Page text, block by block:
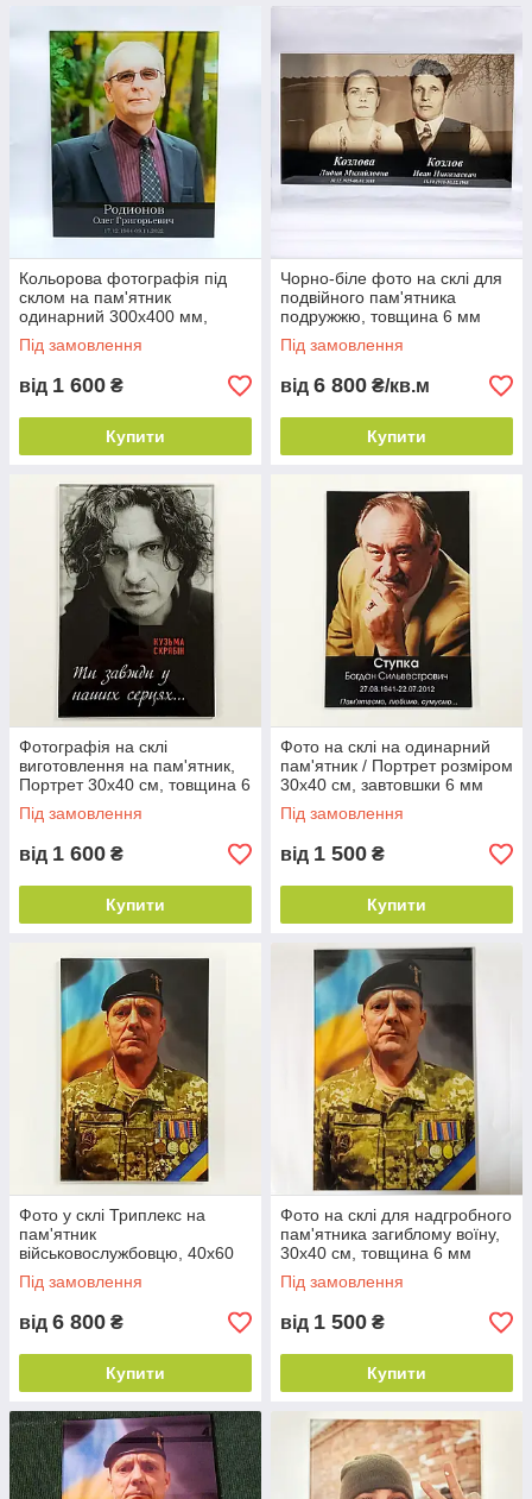
Кольорова фотографія під
склом на пам'ятник
одинарний 300х400 мм,
товщина 6 мм
Під замовлення
від 1 600 ₴
Купити
Чорно-біле фото на склі для
подвійного пам'ятника
подружжю, товщина 6 мм
Під замовлення
від 6 800 ₴/кв.м
Купити
Фотографія на склі
виготовлення на пам'ятник,
Портрет 30х40 см, товщина 6
мм
Під замовлення
від 1 600 ₴
Купити
Фото на склі на одинарний
пам'ятник / Портрет розміром
30х40 см, завтовшки 6 мм
Під замовлення
від 1 500 ₴
Купити
Фото у склі Триплекс на
пам'ятник
військовослужбовцю, 40х60
см, товщина 12 мм (6+6)
Під замовлення
від 6 800 ₴
Купити
Фото на склі для надгробного
пам'ятника загиблому воїну,
30х40 см, товщина 6 мм
Під замовлення
від 1 500 ₴
Купити